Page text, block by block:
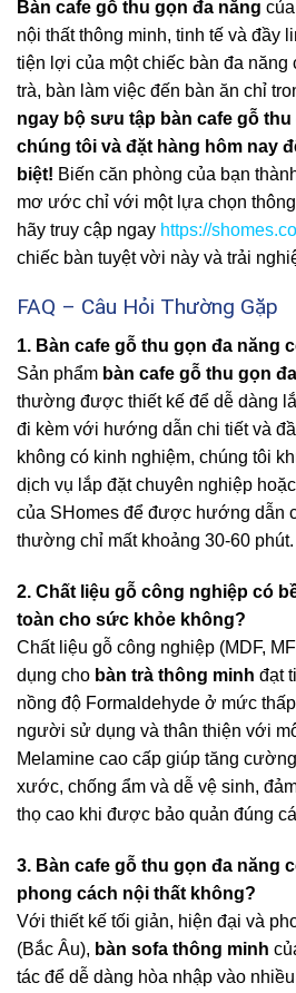
Bàn cafe gỗ thu gọn đa năng
nội thất thông minh, tinh tế và đầy
tiện lợi của một chiếc bàn đa năng
trà, bàn làm việc đến bàn ăn chỉ
ngay bộ sưu tập bàn cafe gỗ
chúng tôi và đặt hàng hôm nay
biệt! Biến căn phòng của bạn
mơ ước chỉ với một lựa chọn
hãy truy cập ngay https://
chiếc bàn tuyệt vời này và trải
FAQ – Câu Hỏi Thường Gặp
1. Bàn cafe gỗ thu gọn đa năng
Sản phẩm bàn cafe gỗ thu gọn
thường được thiết kế để dễ dàng
đi kèm với hướng dẫn chi tiết và
không có kinh nghiệm, chúng tôi
dịch vụ lắp đặt chuyên nghiệp
của SHomes để được hướng dẫn
thường chỉ mất khoảng 30-60 phút.
2. Chất liệu gỗ công nghiệp có
toàn cho sức khỏe không?
Chất liệu gỗ công nghiệp (MDF,
dụng cho bàn trà thông minh đạt
nồng độ Formaldehyde ở mức
người sử dụng và thân thiện với
Melamine cao cấp giúp tăng
xước, chống ẩm và dễ vệ sinh,
thọ cao khi được bảo quản đúng
3. Bàn cafe gỗ thu gọn đa năng
phong cách nội thất không?
Với thiết kế tối giản, hiện đại và
(Bắc Âu), bàn sofa thông minh
tác để dễ dàng hòa nhập vào